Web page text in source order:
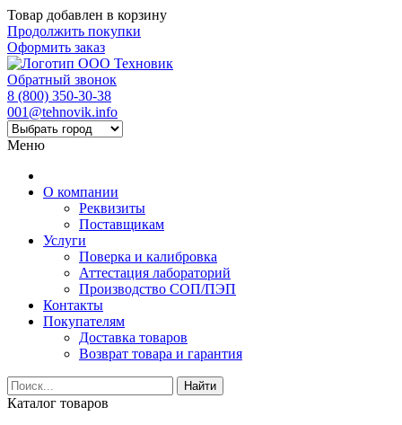
Товар добавлен в корзину
Продолжить покупки
Оформить заказ
Обратный звонок
8 (800) 350-30-38
001@tehnovik.info
Меню
О компании
Реквизиты
Поставщикам
Услуги
Поверка и калибровка
Аттестация лабораторий
Производство СОП/ПЭП
Контакты
Покупателям
Доставка товаров
Возврат товара и гарантия
Найти
Каталог товаров